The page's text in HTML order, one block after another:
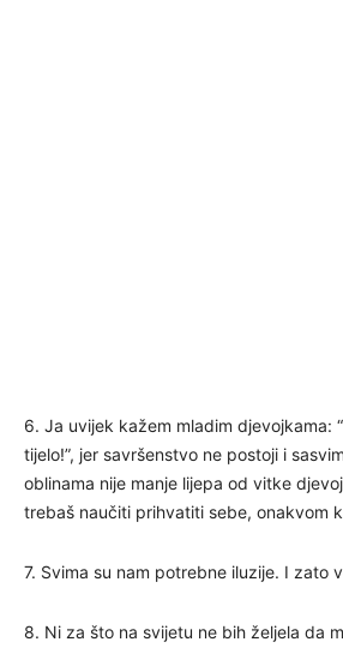
6. Ja uvijek kažem mladim djevojkama:
tijelo!”, jer savršenstvo ne postoji i
oblinama nije manje lijepa od vitke
trebaš naučiti prihvatiti sebe, onakvom
7. Svima su nam potrebne iluzije. I zato
8. Ni za što na svijetu ne bih željela da